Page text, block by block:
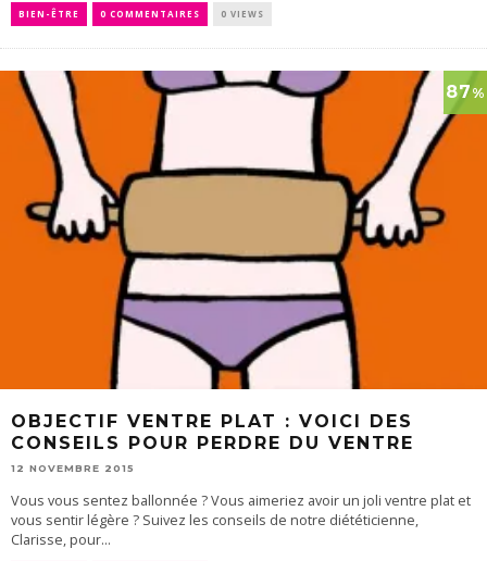
BIEN-ÊTRE 0 COMMENTAIRES 0 VIEWS
87 %
OBJECTIF VENTRE PLAT : VOICI DES
CONSEILS POUR PERDRE DU VENTRE
12 NOVEMBRE 2015
Vous vous sentez ballonnée ? Vous aimeriez avoir un joli ventre plat et
vous sentir légère ? Suivez les conseils de notre diététicienne,
Clarisse, pour...